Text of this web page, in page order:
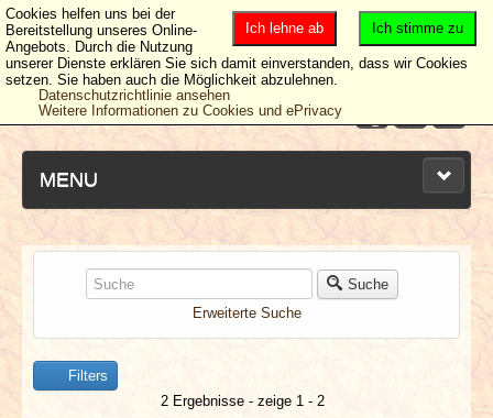
MENU
NEUESTE ARTIKEL
NEWS & DATES
BERICHTE
Suche
Erweiterte Suche
Filters
2 Ergebnisse - zeige 1 - 2
Ich stimme zu
Ich lehne ab
Cookies helfen uns bei der
Bereitstellung unseres Online-
Angebots. Durch die Nutzung
unserer Dienste erklären Sie sich damit einverstanden, dass wir Cookies
setzen. Sie haben auch die Möglichkeit abzulehnen.
Datenschutzrichtlinie ansehen
Weitere Informationen zu Cookies und ePrivacy